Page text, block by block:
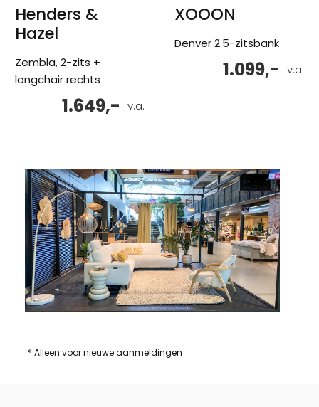
Henders &
Hazel
Zembla, 2-zits +
longchair rechts
v.a.
1.649,-
XOOON
Denver 2.5-zitsbank
v.a.
1.099,-
* Alleen voor nieuwe aanmeldingen